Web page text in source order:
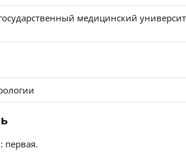
медицинский
первая.